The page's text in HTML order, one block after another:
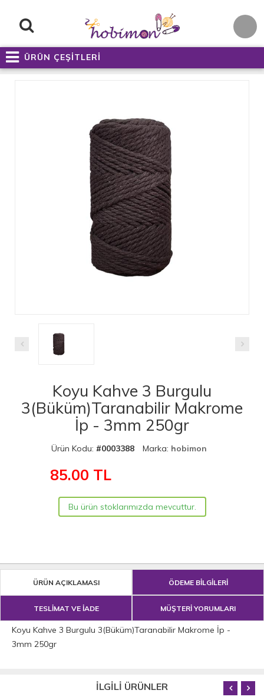
ÜRÜN ÇEŞİTLERİ
Koyu Kahve 3 Burgulu
3(Büküm)Taranabilir Makrome
İp - 3mm 250gr
Ürün Kodu: #0003388 Marka: hobimon
85.00 TL
Bu ürün stoklarımızda mevcuttur.
ÜRÜN AÇIKLAMASI ÖDEME BİLGİLERİ
TESLİMAT VE İADE MÜŞTERİ YORUMLARI
Koyu Kahve 3 Burgulu 3(Büküm)Taranabilir Makrome İp -
3mm 250gr
İLGİLİ ÜRÜNLER